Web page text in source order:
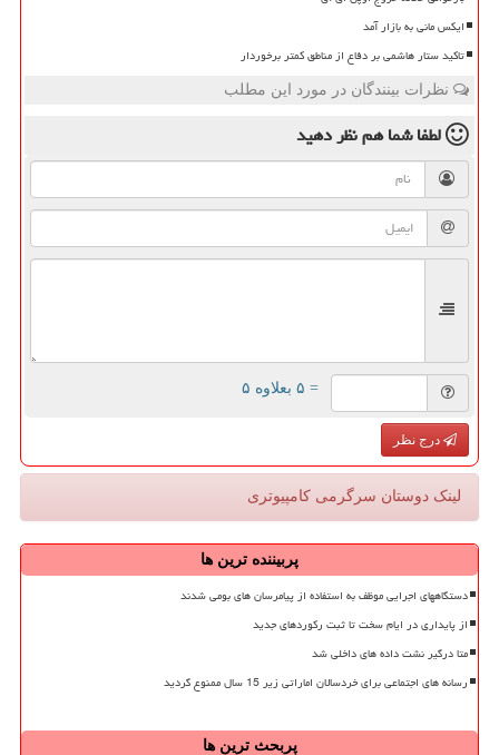
ایکس مانی به بازار آمد
تاکید ستار هاشمی بر دفاع از مناطق کمتر برخوردار
نظرات بینندگان در مورد این مطلب
لطفا شما همنظر دهید
= ۵ بعلاوه ۵
درج نظر
لینک دوستان سرگرمی كامپیوتری
پربیننده ترین ها
دستگاههای اجرایی موظف به استفاده از پیامرسان های بومی شدند
از پایداری در ایام سخت تا ثبت رکوردهای جدید
متا درگیر نشت داده های داخلی شد
رسانه های اجتماعی برای خردسالان اماراتی زیر 15 سال ممنوع گردید
پربحث ترین ها